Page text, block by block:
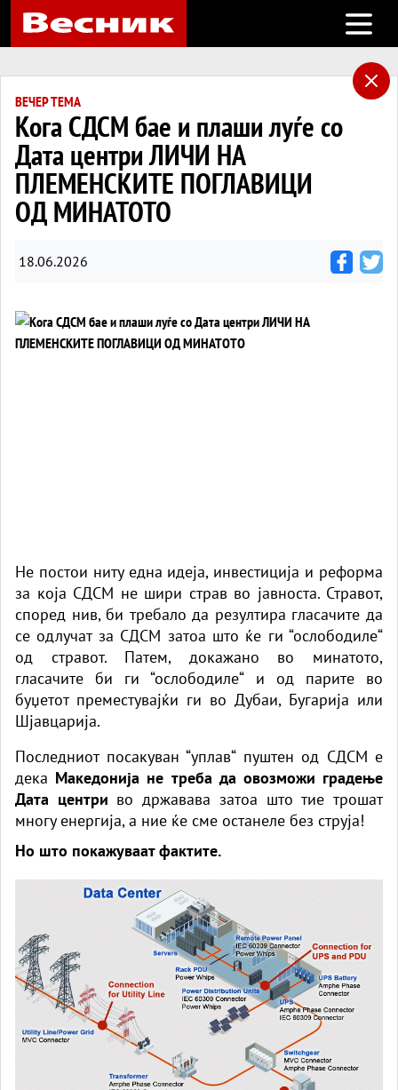
Open
ВЕЧЕР ТЕМА
Кога СДСМ бае и плаши луѓе со
Дата центри ЛИЧИ НА
ПЛЕМЕНСКИТЕ ПОГЛАВИЦИ
ОД МИНАТОТО
18.06.2026
Не постои ниту една идеја, инвестиција и реформа
за која СДСМ не шири страв во јавноста. Стравот,
според нив, би требало да резултира гласачите да
се одлучат за СДСМ затоа што ќе ги “ослободиле“
од стравот. Патем, докажано во минатото,
гласачите би ги “ослободиле“ и од парите во
буџетот преместувајќи ги во Дубаи, Бугарија или
Шјавцарија.
Последниот посакуван “уплав“ пуштен од СДСМ е
дека Македонија не треба да овозможи градење
Дата центри во државава затоа што тие трошат
многу енергија, а ние ќе сме останеле без струја!
Но што покажуваат фактите.